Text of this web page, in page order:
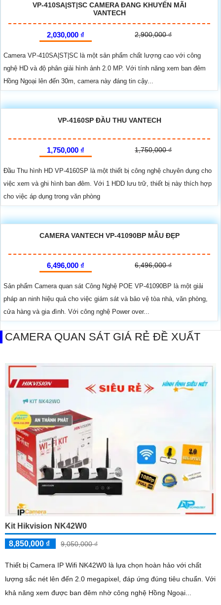
VP-410SA|ST|SC CAMERA ĐANG KHUYẾN MÃI
VANTECH
2,030,000 ₫ 2,900,000 ₫
Camera VP-410SA|ST|SC là một sản phẩm chất lượng cao với công
nghệ HD và độ phân giải hình ảnh 2.0 MP. Với tính năng xem ban đêm
Hồng Ngoại lên đến 30m, camera này đáng tin cậy...
VP-4160SP ĐẦU THU VANTECH
1,750,000 ₫ 1,750,000 ₫
Đầu Thu hình HD VP-4160SP là một thiết bị công nghệ chuyên dụng cho
việc xem và ghi hình ban đêm. Với 1 HDD lưu trữ, thiết bị này thích hợp
cho việc áp dụng trong văn phòng
CAMERA VANTECH VP-41090BP MẪU ĐẸP
6,496,000 ₫ 6,496,000 ₫
Sản phẩm Camera quan sát Công Nghệ POE VP-41090BP là một giải
pháp an ninh hiệu quả cho việc giám sát và bảo vệ tòa nhà, văn phòng,
cửa hàng và gia đình. Với công nghệ Power over...
CAMERA QUAN SÁT GIÁ RẺ ĐỀ XUẤT
Kit Hikvision NK42W0
8,850,000 ₫ 9,050,000 ₫
Thiết bị Camera IP Wifi NK42W0 là lựa chọn hoàn hảo với chất
lượng sắc nét lên đến 2.0 megapixel, đáp ứng đúng tiêu chuẩn. Với
khả năng xem được ban đêm nhờ công nghệ Hồng Ngoại...